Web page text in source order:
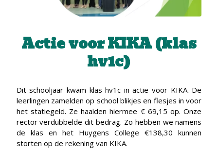
Actie voor KIKA (klas
hv1c)
Dit schooljaar kwam klas hv1c in actie voor KIKA. De
leerlingen zamelden op school blikjes en flesjes in voor
het statiegeld. Ze haalden hiermee € 69,15 op. Onze
rector verdubbelde dit bedrag. Zo hebben we namens
de klas en het Huygens College €138,30 kunnen
storten op de rekening van KIKA.